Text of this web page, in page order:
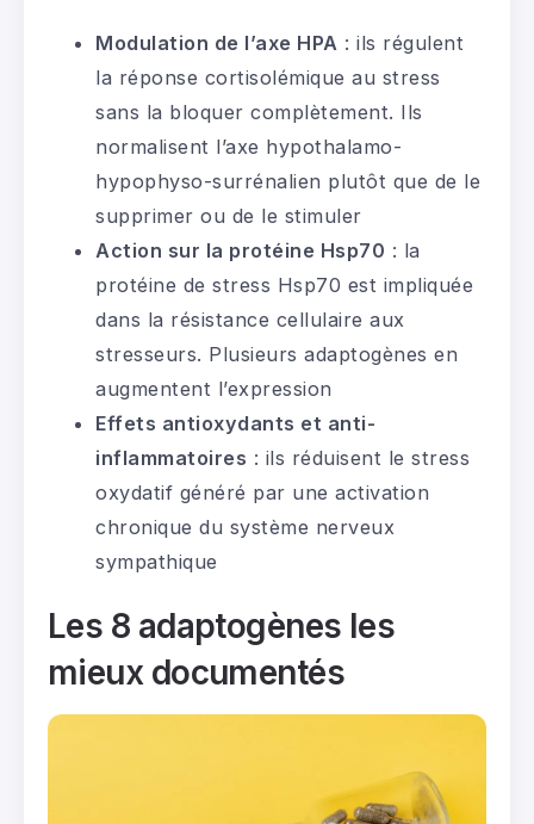
Modulation de l’axe HPA : ils régulent
la réponse cortisolémique au stress
sans la bloquer complètement. Ils
normalisent l’axe hypothalamo-
hypophyso-surrénalien plutôt que de le
supprimer ou de le stimuler
Action sur la protéine Hsp70 : la
protéine de stress Hsp70 est impliquée
dans la résistance cellulaire aux
stresseurs. Plusieurs adaptogènes en
augmentent l’expression
Effets antioxydants et anti-
inflammatoires : ils réduisent le stress
oxydatif généré par une activation
chronique du système nerveux
sympathique
Les 8 adaptogènes les
mieux documentés